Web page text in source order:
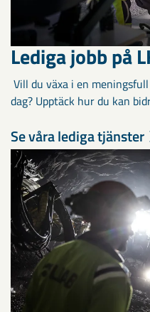
Lediga jobb på
Vill du växa i en
dag? Upptäck hur du kan
Se våra lediga tjänster